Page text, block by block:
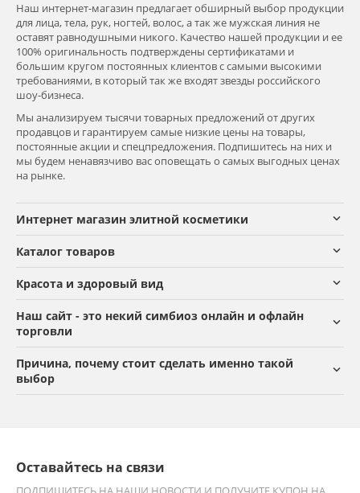
Наш интернет-магазин предлагает обширный выбор продукции
для лица, тела, рук, ногтей, волос, а так же мужская линия не
оставят равнодушными никого. Качество нашей продукции и ее
100% оригинальность подтверждены сертификатами и
большим кругом постоянных клиентов с самыми высокими
требованиями, в который так же входят звезды российского
шоу-бизнеса.
Мы анализируем тысячи товарных предложений от других
продавцов и гарантируем самые низкие цены на товары,
постоянные акции и спецпредложения. Подпишитесь на них и
мы будем ненавязчиво вас оповещать о самых выгодных ценах
на рынке.
Интернет магазин элитной косметики
Каталог товаров
Красота и здоровый вид
Наш сайт - это некий симбиоз онлайн и офлайн
торговли
Причина, почему стоит сделать именно такой
выбор
Оставайтесь на связи